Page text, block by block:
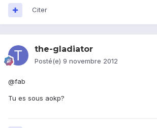
Citer
the-gladiator
Posté(e) 9 novembre 2012
@fab
Tu es sous aokp?